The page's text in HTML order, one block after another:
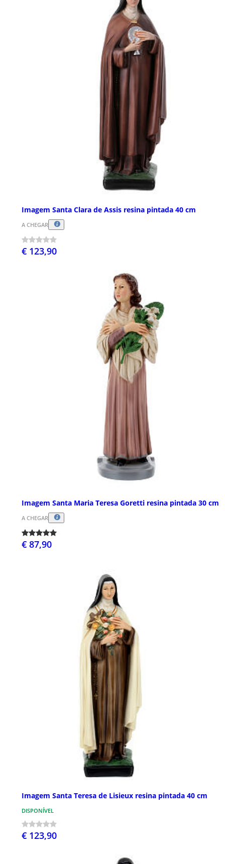
Imagem Santa Clara de Assis resina pintada 40 cm
A CHEGAR
€ 123,90
Imagem Santa Maria Teresa Goretti resina pintada 30 cm
A CHEGAR
€ 87,90
Imagem Santa Teresa de Lisieux resina pintada 40 cm
DISPONÍVEL
€ 123,90